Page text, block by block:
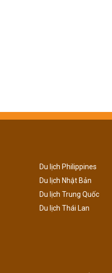
Du lịch Philippines
Du lịch Nhật Bản
Du lịch Trung Quốc
Du lịch Thái Lan